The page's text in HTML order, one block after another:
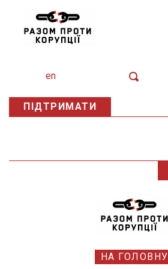
en
ПІДТРИМАТИ
НА ГОЛОВНУ